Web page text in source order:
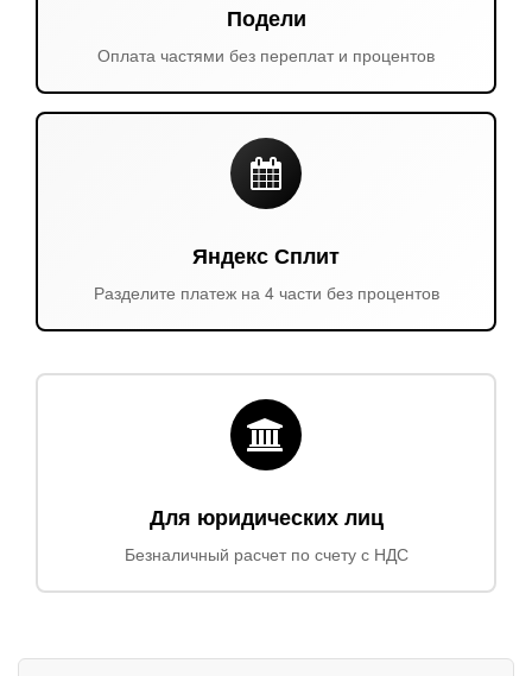
Подели
Оплата частями без переплат и процентов
Яндекс Сплит
Разделите платеж на 4 части без процентов
Для юридических лиц
Безналичный расчет по счету с НДС